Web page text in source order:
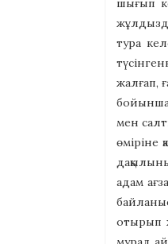
шығып
тура
жалғап,
бойынша
мен
өміріне
адам
отырып